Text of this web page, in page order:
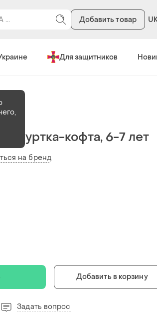
Добавить товар
Для защитников
куртка-кофта, 6-7 лет
на бренд
Добавить в корзину
Задать вопрос